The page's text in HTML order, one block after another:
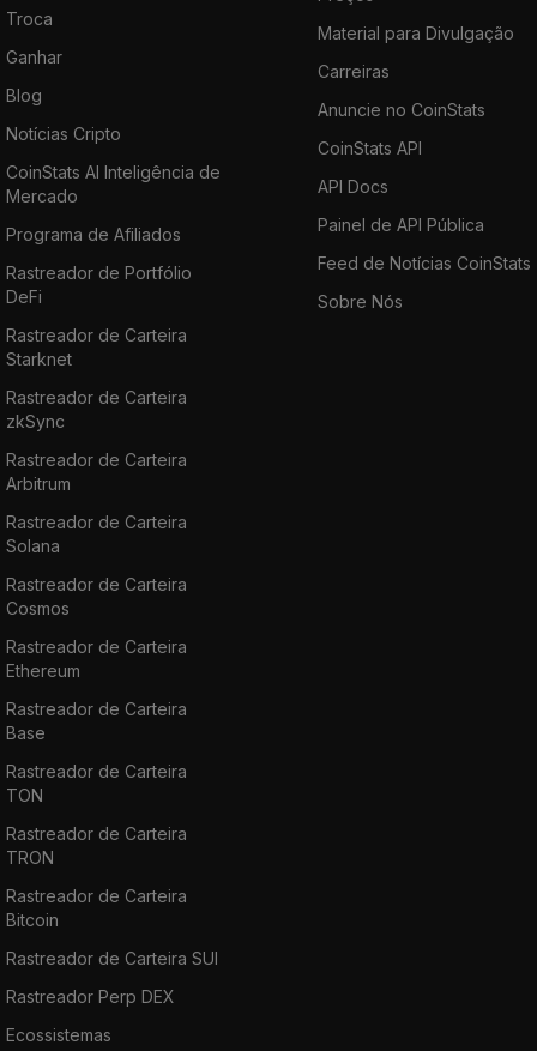
Troca
Ganhar
Blog
Notícias Cripto
CoinStats AI Inteligência de
Mercado
Programa de Afiliados
Rastreador de Portfólio
DeFi
Rastreador de Carteira
Starknet
Rastreador de Carteira
zkSync
Rastreador de Carteira
Arbitrum
Rastreador de Carteira
Solana
Rastreador de Carteira
Cosmos
Rastreador de Carteira
Ethereum
Rastreador de Carteira
Base
Rastreador de Carteira
TON
Rastreador de Carteira
TRON
Rastreador de Carteira
Bitcoin
Rastreador de Carteira SUI
Rastreador Perp DEX
Ecossistemas
Material para Divulgação
Carreiras
Anuncie no CoinStats
CoinStats API
API Docs
Painel de API Pública
Feed de Notícias CoinStats
Sobre Nós